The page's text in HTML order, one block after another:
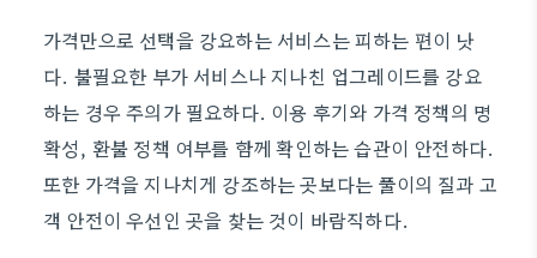
가격만으로 선택을 강요하는 서비스는 피하는 편이 낫
다. 불필요한 부가 서비스나 지나친 업그레이드를 강요
하는 경우 주의가 필요하다. 이용 후기와 가격 정책의 명
확성, 환불 정책 여부를 함께 확인하는 습관이 안전하다.
또한 가격을 지나치게 강조하는 곳보다는 풀이의 질과 고
객 안전이 우선인 곳을 찾는 것이 바람직하다.